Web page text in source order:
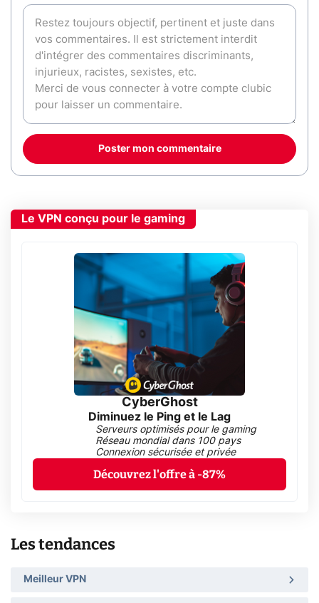
Poster mon commentaire
Le VPN conçu pour le gaming
CyberGhost
Diminuez le Ping et le Lag
Serveurs optimisés pour le gaming
Réseau mondial dans 100 pays
Connexion sécurisée et privée
Découvrez l'offre à -87%
Les tendances
Meilleur VPN